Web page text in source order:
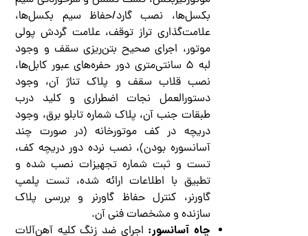
بکسل‌ها، نصب گارد/حفاظ سیم بکسل‌ها،
علامت‌گذاری تراز توقف، علامت گردش پولی
موتور، اجرای صحیح بتن‌ریزی سقف و وجود
لبه ۵ سانتی‌متری دور حفره‌های عبور کابل‌ها،
نصب قلاب سقف و پلاک تناژ آن، وجود
دستورالعمل نجات اضطراری و کلید درب
طبقات جنب آن، پلاک شماره تابلو برق، وجود
دریچه در کف موتورخانه (در صورت چند
آسانسوره بودن)، نصب نرده دور دریچه کف،
تست و ثبت شماره تجهیزات نصب شده و
تطبیق با اطلاعات ارائه شده، تست پلمپ
گاورنر، کنترل حفاظ گاورنر و بررسی پلاک
سازنده و مشخصات فنی آن.
چاه آسانسور: اجرای ضد زنگ کلیه آهن‌آلات